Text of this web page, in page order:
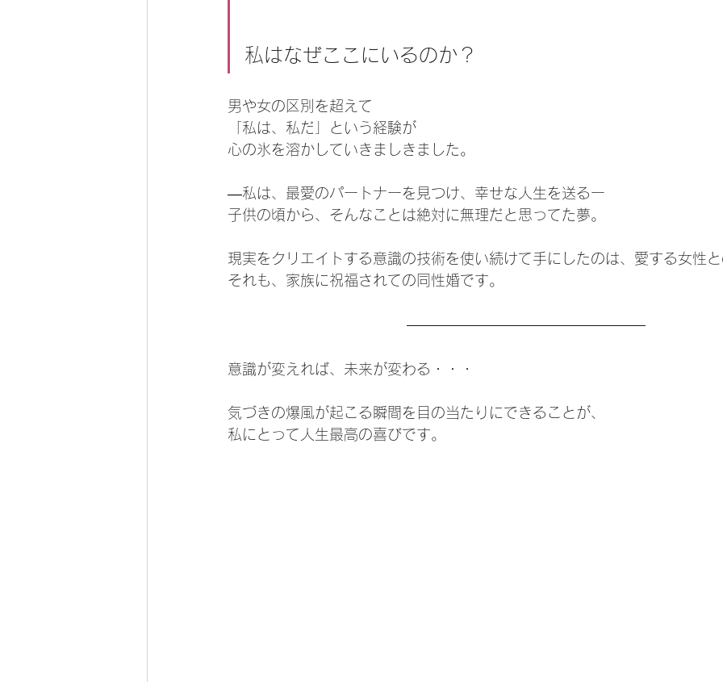
私はなぜここにいるのか？
男や女の区別を超えて
「私は、私だ」という経験が
心の氷を溶かしていきましきました。
—私は、最愛のパートナーを見つけ、幸せな人生を送るー
子供の頃から、そんなことは絶対に無理だと思ってた夢。
現実をクリエイトする意識の技術を使い続けて手にしたのは、愛する女性
それも、家族に祝福されての同性婚です。
意識が変えれば、未来が変わる・・・
気づきの爆風が起こる瞬間を目の当たりにできることが、
私にとって人生最高の喜びです。